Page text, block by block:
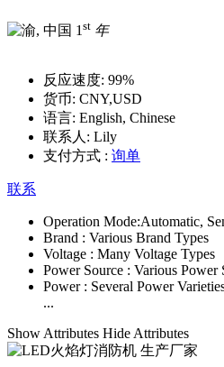
1st 年
反应速度: 99%
货币: CNY,USD
语言: English, Chinese
联系人: Lily
支付方式 : 询单
联系
Operation Mode:Automatic,
Brand : Various Brand Types
Voltage : Many Voltage Types
Power Source : Various Power
Power : Several Power
...
Show Attributes Hide Attributes